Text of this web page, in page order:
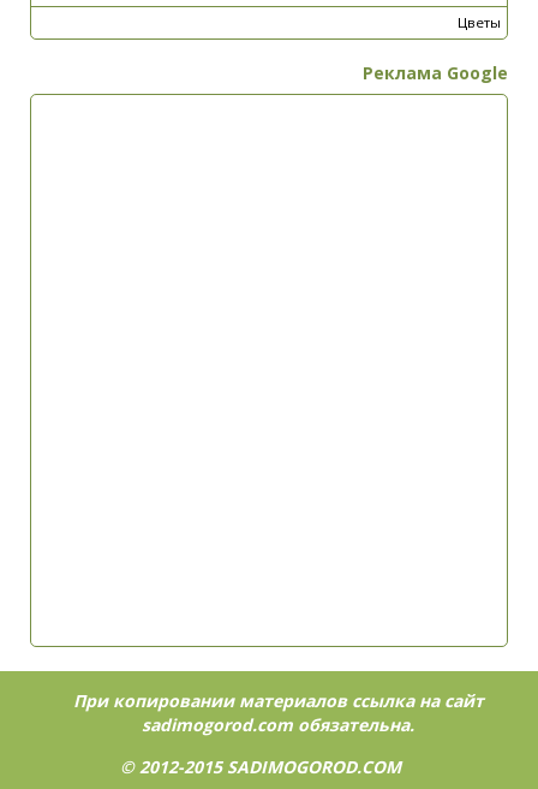
Цветы
Реклама Google
При копировании материалов ссылка на сайт
sadimogorod.com обязательна.
© 2012-2015 SADIMOGOROD.COM